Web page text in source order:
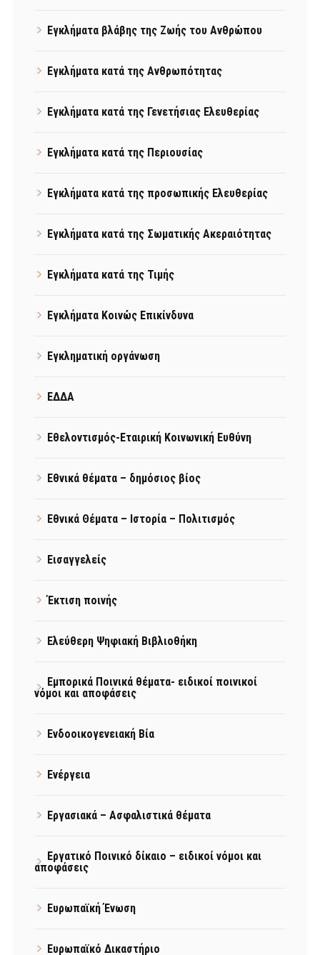
Εγκλήματα βλάβης της Ζωής του Ανθρώπου
Εγκλήματα κατά της Ανθρωπότητας
Εγκλήματα κατά της Γενετήσιας Ελευθερίας
Εγκλήματα κατά της Περιουσίας
Εγκλήματα κατά της προσωπικής Ελευθερίας
Εγκλήματα κατά της Σωματικής Ακεραιότητας
Εγκλήματα κατά της Τιμής
Εγκλήματα Κοινώς Επικίνδυνα
Εγκληματική οργάνωση
ΕΔΔΑ
Εθελοντισμός-Εταιρική Κοινωνική Ευθύνη
Εθνικά θέματα – δημόσιος βίος
Εθνικά Θέματα – Ιστορία – Πολιτισμός
Εισαγγελείς
Έκτιση ποινής
Ελεύθερη Ψηφιακή Βιβλιοθήκη
Εμπορικά Ποινικά θέματα- ειδικοί ποινικοί
νόμοι και αποφάσεις
Ενδοοικογενειακή Βία
Ενέργεια
Εργασιακά – Ασφαλιστικά θέματα
Εργατικό Ποινικό δίκαιο – ειδικοί νόμοι και
αποφάσεις
Ευρωπαϊκή Ένωση
Ευρωπαϊκό Δικαστήριο